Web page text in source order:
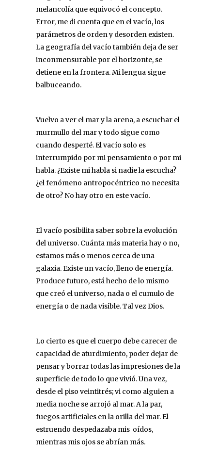
melancolía que equivocó el concepto.
Error, me di cuenta que en el vacío, los
parámetros de orden y desorden existen.
La geografía del vacío también deja de ser
inconmensurable por el horizonte, se
detiene en la frontera. Mi lengua sigue
balbuceando.
Vuelvo a ver el mar y la arena, a escuchar el
murmullo del mar y todo sigue como
cuando desperté. El vacío solo es
interrumpido por mi pensamiento o por mi
habla. ¿Existe mi habla si nadie la escucha?
¿el fenómeno antropocéntrico no necesita
de otro? No hay otro en este vacío.
El vacío posibilita saber sobre la evolución
del universo. Cuánta más materia hay o no,
estamos más o menos cerca de una
galaxia. Existe un vacío, lleno de energía.
Produce futuro, está hecho de lo mismo
que creó el universo, nada o el cumulo de
energía o de nada visible. Tal vez Dios.
Lo cierto es que el cuerpo debe carecer de
capacidad de aturdimiento, poder dejar de
pensar y borrar todas las impresiones de la
superficie de todo lo que vivió. Una vez,
desde el piso veintitrés; vi como alguien a
media noche se arrojó al mar. A la par,
fuegos artificiales en la orilla del mar. El
estruendo despedazaba mis oídos,
mientras mis ojos se abrían más.